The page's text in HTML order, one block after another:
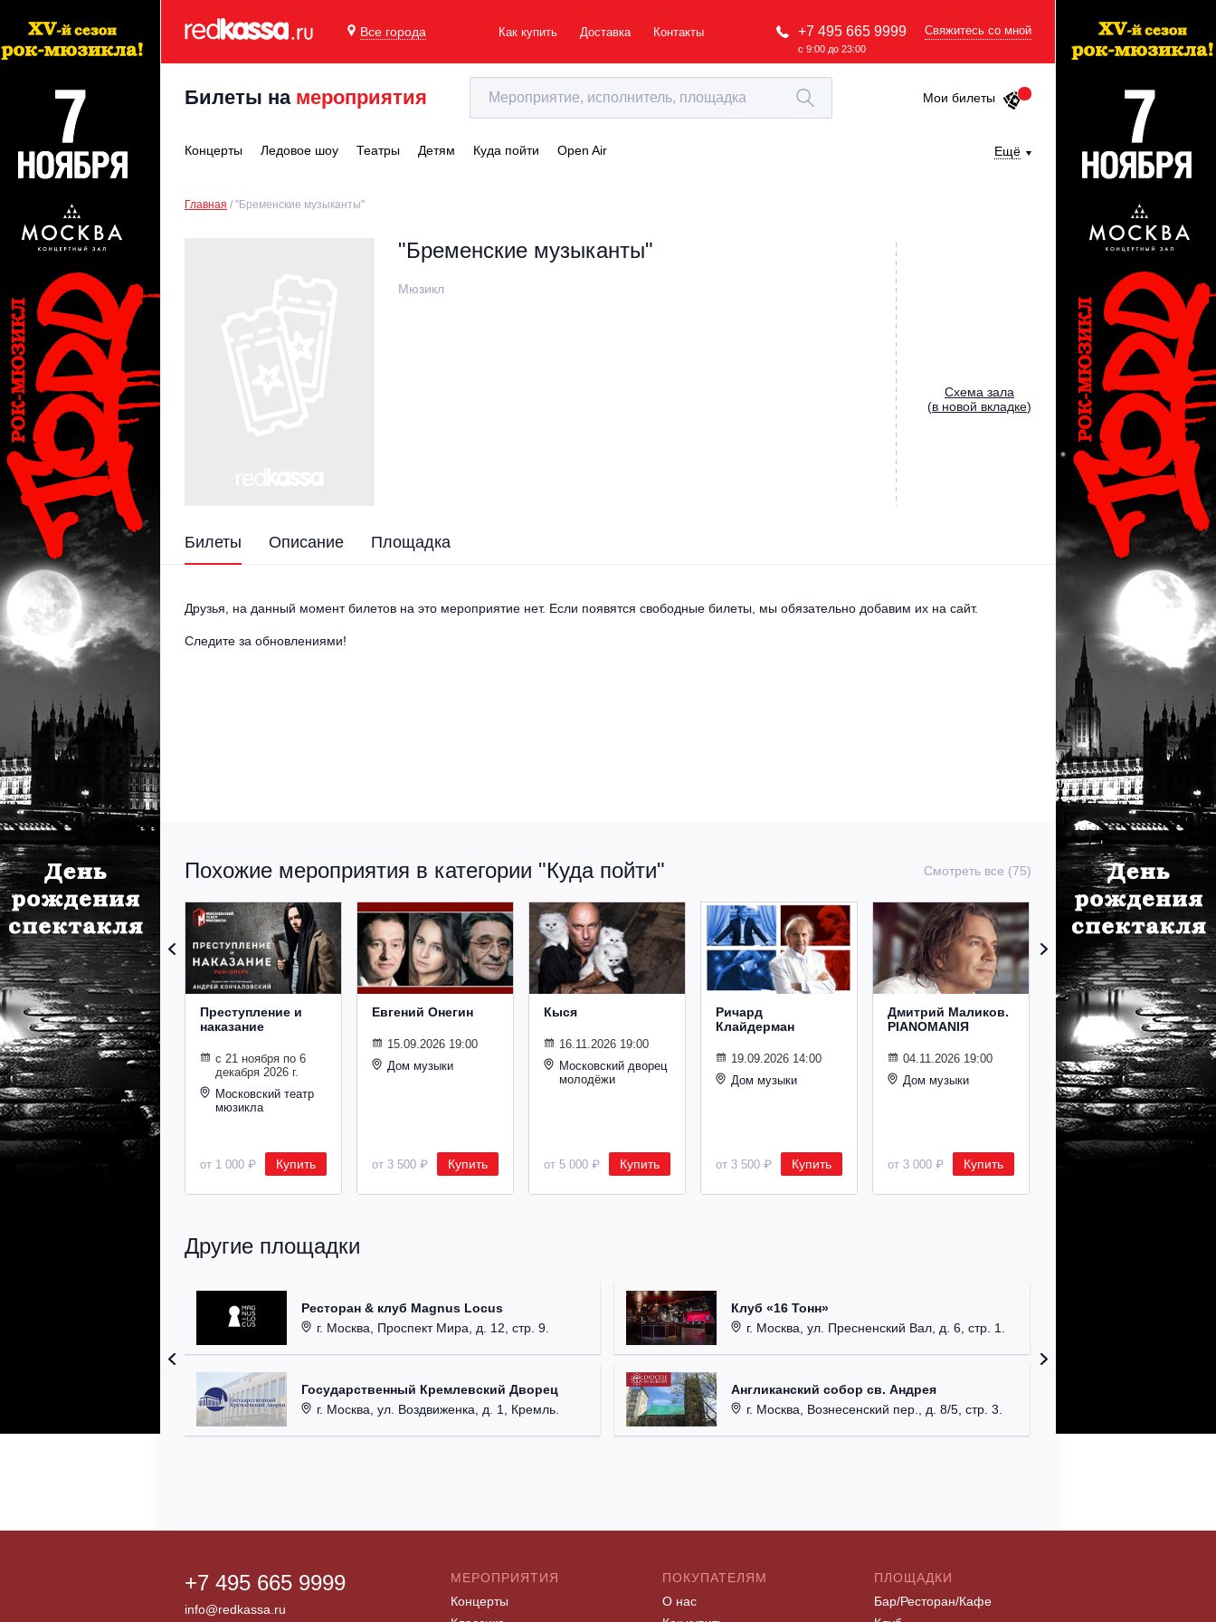
Все города Как купить Доставка Контакты +7 495 665 9999
с 9:00 до 23:00
Свяжитесь со мной
Билеты на мероприятия Мои билеты
Концерты Ледовое шоу Театры Детям Куда пойти Open Air Ещё
Главная "Бременские музыканты"
"Бременские музыканты"
Мюзикл
Cхема зала
(в новой вкладке)
Билеты Описание Площадка
Друзья, на данный момент билетов на это мероприятие нет. Если появятся свободные билеты, мы обязательно добавим их на сайт.
Следите за обновлениями!
Похожие мероприятия в категории "Куда пойти" Смотреть все (75)
Преступление и
наказание
с 21 ноября по 6
декабря 2026 г.
Московский театр
мюзикла
от 1 000 ₽ Купить
Евгений Онегин
15.09.2026 19:00
Дом музыки
от 3 500 ₽ Купить
Кыся
16.11.2026 19:00
Московский дворец
молодёжи
от 5 000 ₽ Купить
Ричард
Клайдерман
19.09.2026 14:00
Дом музыки
от 3 500 ₽ Купить
Дмитрий Маликов.
PIANOMANIЯ
04.11.2026 19:00
Дом музыки
от 3 000 ₽ Купить
Рождественский
концерт
Владимира
Спивакова
24.12.2026 19:00
Дом музыки
Другие площадки
Ресторан & клуб Magnus Locus
г. Москва, Проспект Мира, д. 12, стр. 9.
Государственный Кремлевский Дворец
г. Москва, ул. Воздвиженка, д. 1, Кремль.
Клуб «16 Тонн»
г. Москва, ул. Пресненский Вал, д. 6, стр. 1.
Англиканский собор св. Андрея
г. Москва, Вознесенский пер., д. 8/5, стр. 3.
+7 495 665 9999
info@redkassa.ru
МЕРОПРИЯТИЯ
Концерты
ПОКУПАТЕЛЯМ
О нас
ПЛОЩАДКИ
Бар/Ресторан/Кафе